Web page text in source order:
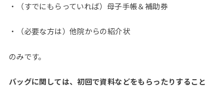
・（すでにもらっていれば）母子手帳＆補助券
・（必要な方は）他院からの紹介状
のみです。
バッグに関しては、初回で資料などをもらったりすること